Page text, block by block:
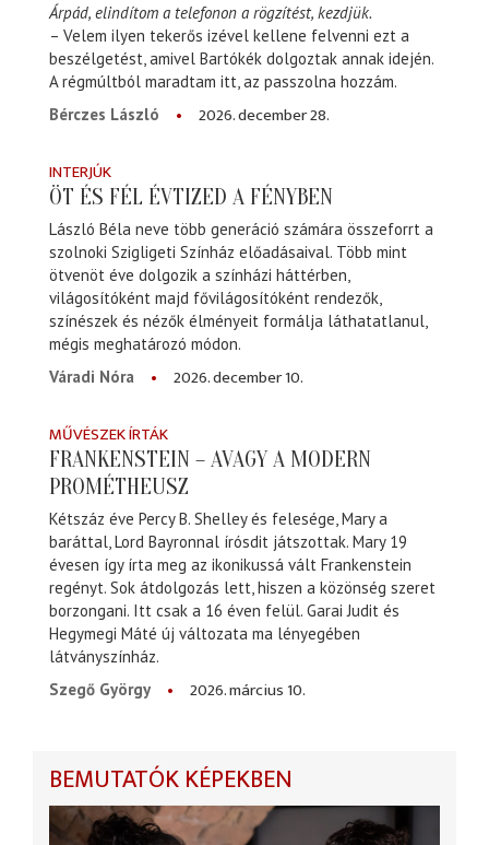
Árpád, elindítom a telefonon a rögzítést, kezdjük.
– Velem ilyen tekerős izével kellene felvenni ezt a
beszélgetést, amivel Bartókék dolgoztak annak idején.
A régmúltból maradtam itt, az passzolna hozzám.
Bérczes László
2026. december 28.
INTERJÚK
ÖT ÉS FÉL ÉVTIZED A FÉNYBEN
László Béla neve több generáció számára összeforrt a
szolnoki Szigligeti Színház előadásaival. Több mint
ötvenöt éve dolgozik a színházi háttérben,
világosítóként majd fővilágosítóként rendezők,
színészek és nézők élményeit formálja láthatatlanul,
mégis meghatározó módon.
Váradi Nóra
2026. december 10.
MŰVÉSZEK ÍRTÁK
FRANKENSTEIN – AVAGY A MODERN
PROMÉTHEUSZ
Kétszáz éve Percy B. Shelley és felesége, Mary a
baráttal, Lord Bayronnal írósdit játszottak. Mary 19
évesen így írta meg az ikonikussá vált Frankenstein
regényt. Sok átdolgozás lett, hiszen a közönség szeret
borzongani. Itt csak a 16 éven felül. Garai Judit és
Hegymegi Máté új változata ma lényegében
látványszínház.
Szegő György
2026. március 10.
BEMUTATÓK KÉPEKBEN